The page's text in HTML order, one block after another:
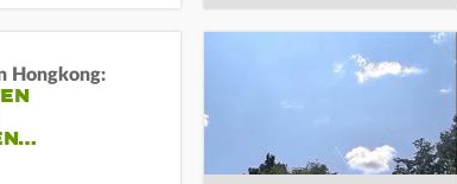
Hongkong: